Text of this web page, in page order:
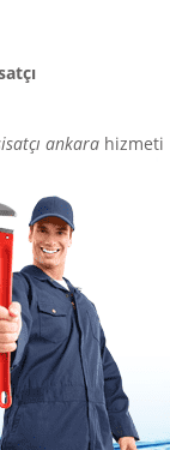
ankara hizmeti